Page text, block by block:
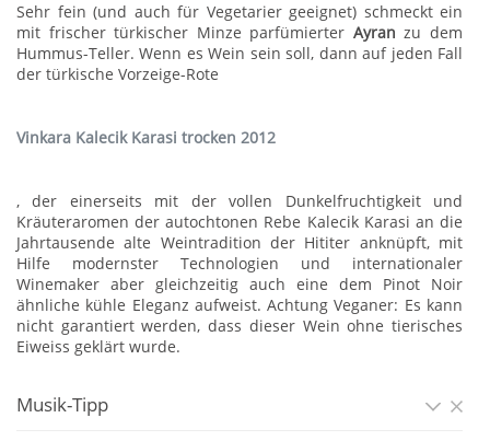
Sehr fein (und auch für Vegetarier geeignet) schmeckt ein
mit frischer türkischer Minze parfümierter Ayran zu dem
Hummus-Teller. Wenn es Wein sein soll, dann auf jeden Fall
der türkische Vorzeige-Rote
Vinkara Kalecik Karasi trocken 2012
, der einerseits mit der vollen Dunkelfruchtigkeit und
Kräuteraromen der autochtonen Rebe Kalecik Karasi an die
Jahrtausende alte Weintradition der Hititer anknüpft, mit
Hilfe modernster Technologien und internationaler
Winemaker aber gleichzeitig auch eine dem Pinot Noir
ähnliche kühle Eleganz aufweist. Achtung Veganer: Es kann
nicht garantiert werden, dass dieser Wein ohne tierisches
Eiweiss geklärt wurde.
Musik-Tipp